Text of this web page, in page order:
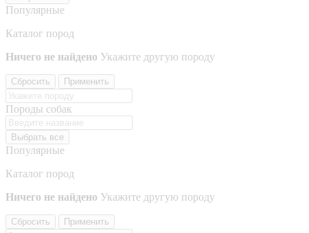
Популярные
Каталог пород
Ничего не найдено Укажите другую породу
Сбросить Применить
Породы собак
Выбрать все
Популярные
Каталог пород
Ничего не найдено Укажите другую породу
Сбросить Применить